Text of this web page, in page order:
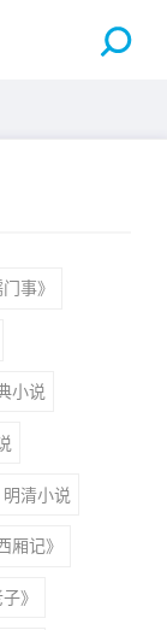
门事》
小说
明清小说
厢记》
子》